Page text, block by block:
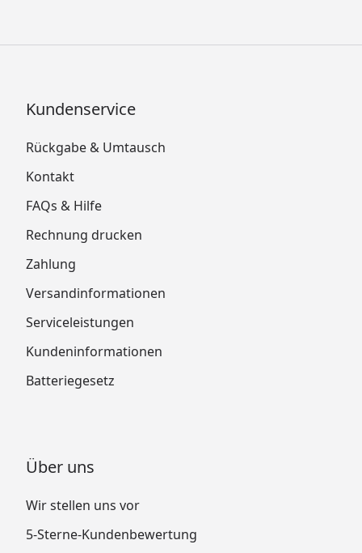
Kundenservice
Rückgabe & Umtausch
Kontakt
FAQs & Hilfe
Rechnung drucken
Zahlung
Versandinformationen
Serviceleistungen
Kundeninformationen
Batteriegesetz
Über uns
Wir stellen uns vor
5-Sterne-Kundenbewertung